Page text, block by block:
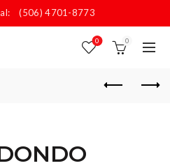
(506) 4701-8773
0 0